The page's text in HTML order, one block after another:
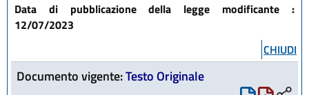
Data di pubblicazione della legge modificante :
12/07/2023
CHIUDI
Documento vigente:Testo Originale